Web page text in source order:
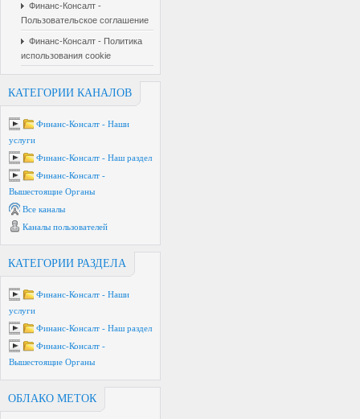
Финанс-Консалт -
Пользовательское соглашение
Финанс-Консалт - Политика
использования cookie
КАТЕГОРИИ КАНАЛОВ
Финанс-Консалт - Наши
услуги
Финанс-Консалт - Наш раздел
Финанс-Консалт -
Вышестоящие Органы
Все каналы
Каналы пользователей
КАТЕГОРИИ РАЗДЕЛА
Финанс-Консалт - Наши
услуги
Финанс-Консалт - Наш раздел
Финанс-Консалт -
Вышестоящие Органы
ОБЛАКО МЕТОК